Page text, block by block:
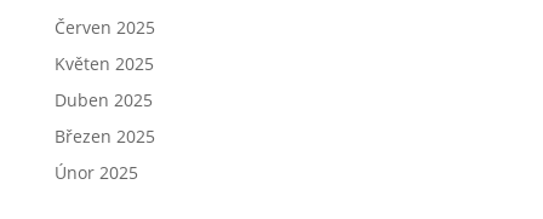
Červen 2025
Květen 2025
Duben 2025
Březen 2025
Únor 2025